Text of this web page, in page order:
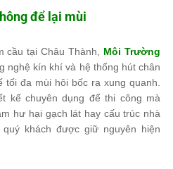
để lại mùi
cầu tại Châu Thành, Môi Trường
nghệ kín khí và hệ thống hút chân
tối đa mùi hôi bốc ra xung quanh.
kế chuyên dụng để thi công mà
hư hại gạch lát hay cấu trúc nhà
khách được giữ nguyên hiện